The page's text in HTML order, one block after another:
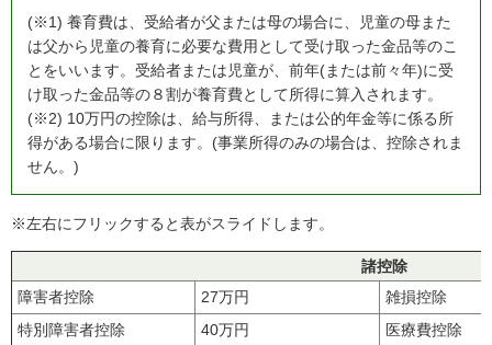
(※1) 養育費は、受給者が父または母の場合に、児童の母また
は父から児童の養育に必要な費用として受け取った金品等のこ
とをいいます。受給者または児童が、前年(または前々年)に受
け取った金品等の８割が養育費として所得に算入されます。
(※2) 10万円の控除は、給与所得、または公的年金等に係る所
得がある場合に限ります。(事業所得のみの場合は、控除されま
せん。)
※左右にフリックすると表がスライドします。
諸控除
障害者控除
27万円
雑損控除
特別障害者控除
40万円
医療費控除